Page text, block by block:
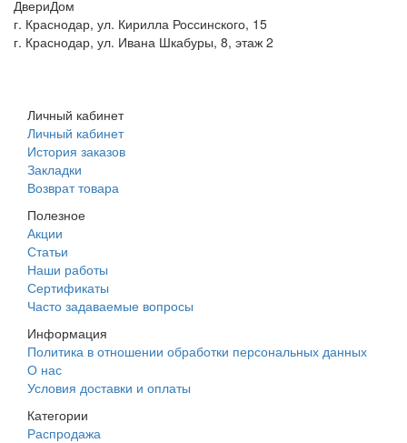
ДвериДом
г. Краснодар, ул. Кирилла Россинского, 15
г. Краснодар, ул. Ивана Шкабуры, 8, этаж 2
Личный кабинет
Личный кабинет
История заказов
Закладки
Возврат товара
Полезное
Акции
Статьи
Наши работы
Сертификаты
Часто задаваемые вопросы
Информация
Политика в отношении обработки персональных данных
О нас
Условия доставки и оплаты
Категории
Распродажа